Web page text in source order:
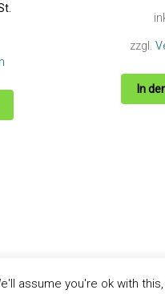
zzgl.
In
assume you're ok with